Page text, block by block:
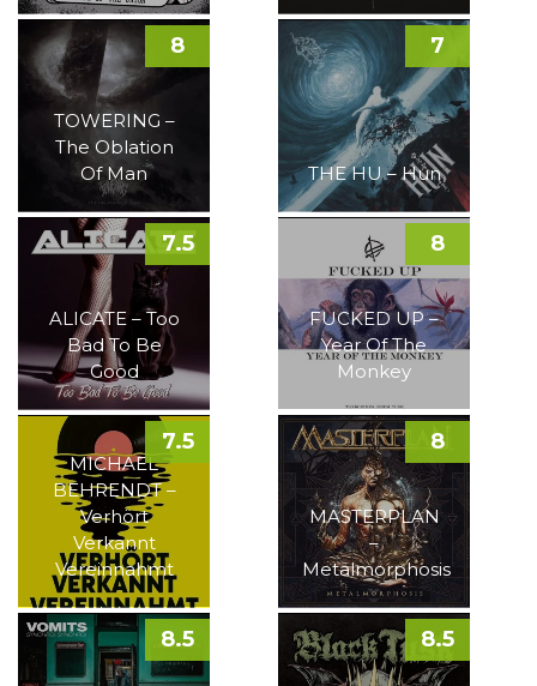
TOWERING –
The Oblation
Of Man
8
THE HU – Hun
7
ALICATE – Too
Bad To Be
Good
7.5
FUCKED UP –
Year Of The
Monkey
8
MICHAEL
BEHRENDT –
Verhört
Verkannt
Vereinnahmt
7.5
MASTERPLAN
–
Metalmorphosis
8
8.5 8.5